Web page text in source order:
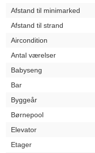
Afstand til minimarked
Afstand til strand
Aircondition
Antal værelser
Babyseng
Bar
Byggeår
Børnepool
Elevator
Etager